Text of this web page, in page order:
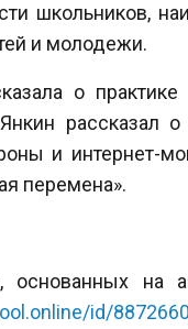
школьников,
и молодежи.
о практике
рассказал о
и интернет-
перемена».
на
id/